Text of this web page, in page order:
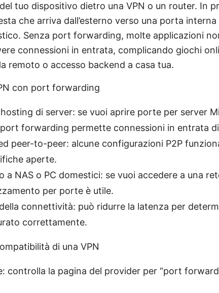
tuo dispositivo dietro una VPN o un router. In
che arriva dall’esterno verso una porta interna
Senza port forwarding, molte applicazioni
connessioni in entrata, complicando giochi
remoto o accesso backend a casa tua.
con port forwarding
di server: se vuoi aprire porte per server
forwarding permette connessioni in entrata
peer-to-peer: alcune configurazioni P2P
aperte.
a NAS o PC domestici: se vuoi accedere a una
per porte è utile.
connettività: può ridurre la latenza per
correttamente.
di una VPN
controlla la pagina del provider per “port